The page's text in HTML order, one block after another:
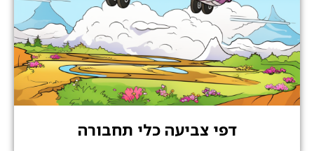
דפי צביעה כלי תחבורה